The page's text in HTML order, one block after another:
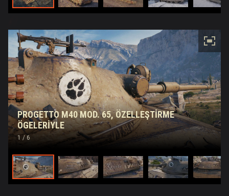
PROGETTO M40 MOD. 65, ÖZELLEŞTIRME
ÖGELERIYLE
1 / 6